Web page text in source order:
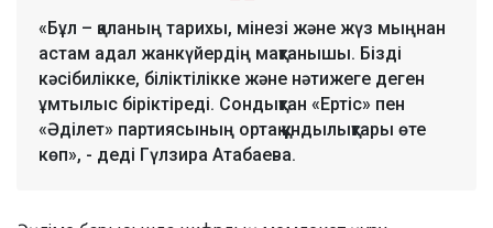
«Бұл – қаланың тарихы, мінезі және жүз мыңнан
астам адал жанкүйердің мақтанышы. Бізді
кәсібилікке, біліктілікке және нәтижеге деген
ұмтылыс біріктіреді. Сондықтан «Ертіс» пен
«Әділет» партиясының ортақ құндылықтары өте
көп», - деді Гүлзира Атабаева.